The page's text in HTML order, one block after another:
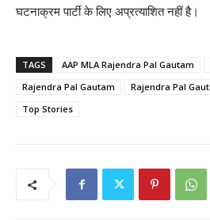
घटनाक्रम पार्टी के लिए अप्रत्याशित नहीं है।
TAGS AAP MLA Rajendra Pal Gautam
Rajendra Pal Gautam
Rajendra Pal
Top Stories